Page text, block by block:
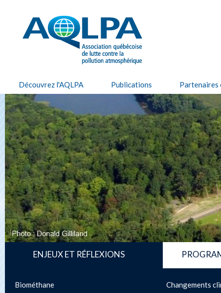
AQLPA
Découvrez l'AQLPA Publications Partenaires
ENJEUX ET RÉFLEXIONS
Biométhane
Changements